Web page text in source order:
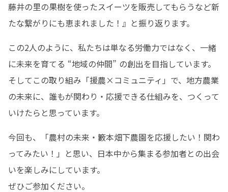
藤井の里の果樹を使ったスイーツを販売してもらうなど新
たな繋がりにも恵まれました！』と振り返ります。
この2人のように、私たちは単なる労働力ではなく、一緒
に未来を育てる “地域の仲間” の創出を目指しています。
そしてこの取り組み「援農×コミュニティ」で、地方農業
の未来に、誰もが関わり・応援できる仕組みを、つくって
いけたらと思っています。
今回も、「農村の未来・籔本畑下農園を応援したい！関わ
ってみたい！」と思い、日本中から集まる参加者との出会
いを楽しみにしています。
ぜひご参加ください。